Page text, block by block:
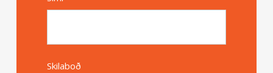
Skilaboð